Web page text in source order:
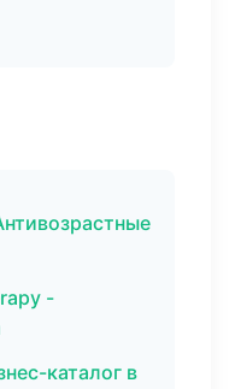
-
каталог в